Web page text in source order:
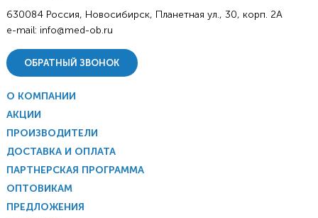
630084 Россия, Новосибирск, Планетная ул., 30, корп. 2А
e-mail: info@med-ob.ru
ОБРАТНЫЙ ЗВОНОК
О КОМПАНИИ
АКЦИИ
ПРОИЗВОДИТЕЛИ
ДОСТАВКА И ОПЛАТА
ПАРТНЕРСКАЯ ПРОГРАММА
ОПТОВИКАМ
ПРЕДЛОЖЕНИЯ